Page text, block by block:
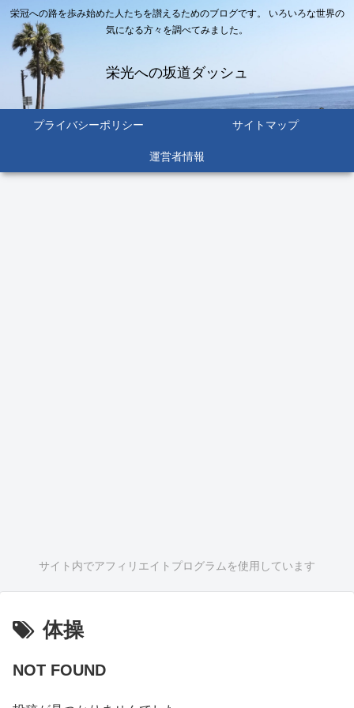
栄冠への路を歩み始めた人たちを讃えるためのブログです。 いろいろな世界の
気になる方々を調べてみました。
栄光への坂道ダッシュ
プライバシーポリシー サイトマップ
運営者情報
サイト内でアフィリエイトプログラムを使用しています
体操
NOT FOUND